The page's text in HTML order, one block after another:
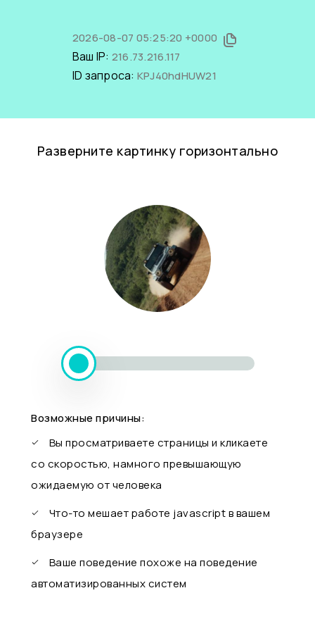
2026-08-07 05:25:20 +0000
Ваш IP: 216.73.216.117
ID запроса: KPJ40hdHUW21
Разверните картинку горизонтально
Возможные причины:
Вы просматриваете страницы и кликаете
со скоростью, намного превышающую
ожидаемую от человека
Что-то мешает работе javascript в вашем
браузере
Ваше поведение похоже на поведение
автоматизированных систем